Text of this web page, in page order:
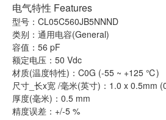
电气特性 Features
型号：CL05C560JB5NNND
类别：通用电容(General)
容值：56 pF
额定电压：50 Vdc
材质(温度特性)：C0G (-55 ~ +125 ℃)
尺寸_长x宽 /毫米(英寸)：1.0 x 0.5mm
厚度(毫米)：0.5 mm
精度误差：+/-5 %